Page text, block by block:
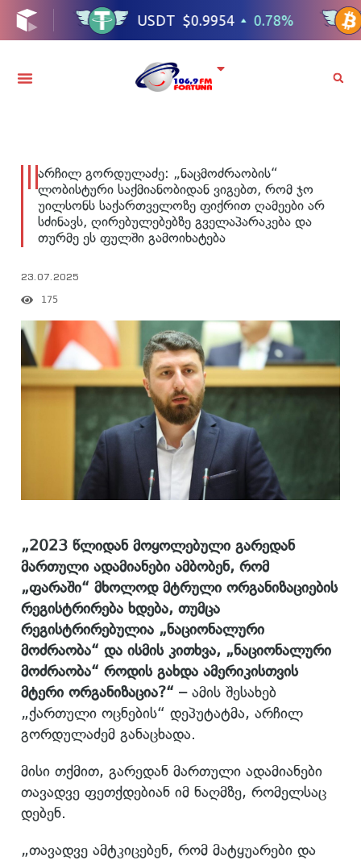
არჩილ გორდულაძე: „ნაცმოძრაობის“
ლობისტური საქმიანობიდან ვიგებთ, რომ ჯო
უილსონს საქართველოზე ფიქრით ღამეები არ
სძინავს, ღირებულებებზე გველაპარაკება და
თურმე ეს ფულში გამოიხატება
23.07.2025
175
„2023 წლიდან მოყოლებული გარედან
მართული ადამიანები ამბობენ, რომ
„ფარაში“ მხოლოდ მტრული ორგანიზაციების
რეგისტრირება ხდება, თუმცა
რეგისტრირებულია „ნაციონალური
მოძრაობა“ და ისმის კითხვა, „ნაციონალური
მოძრაობა“ როდის გახდა ამერიკისთვის
მტერი ორგანიზაცია?“ –ამის შესახებ
„ქართული ოცნების“ დეპუტატმა, არჩილ
გორდულაძემ განაცხადა.
მისი თქმით, გარედან მართული ადამიანები
თავადვე ფეთქდებიან იმ ნაღმზე, რომელსაც
დებენ.
„თავადვე ამტკიცებენ, რომ მატყუარები და